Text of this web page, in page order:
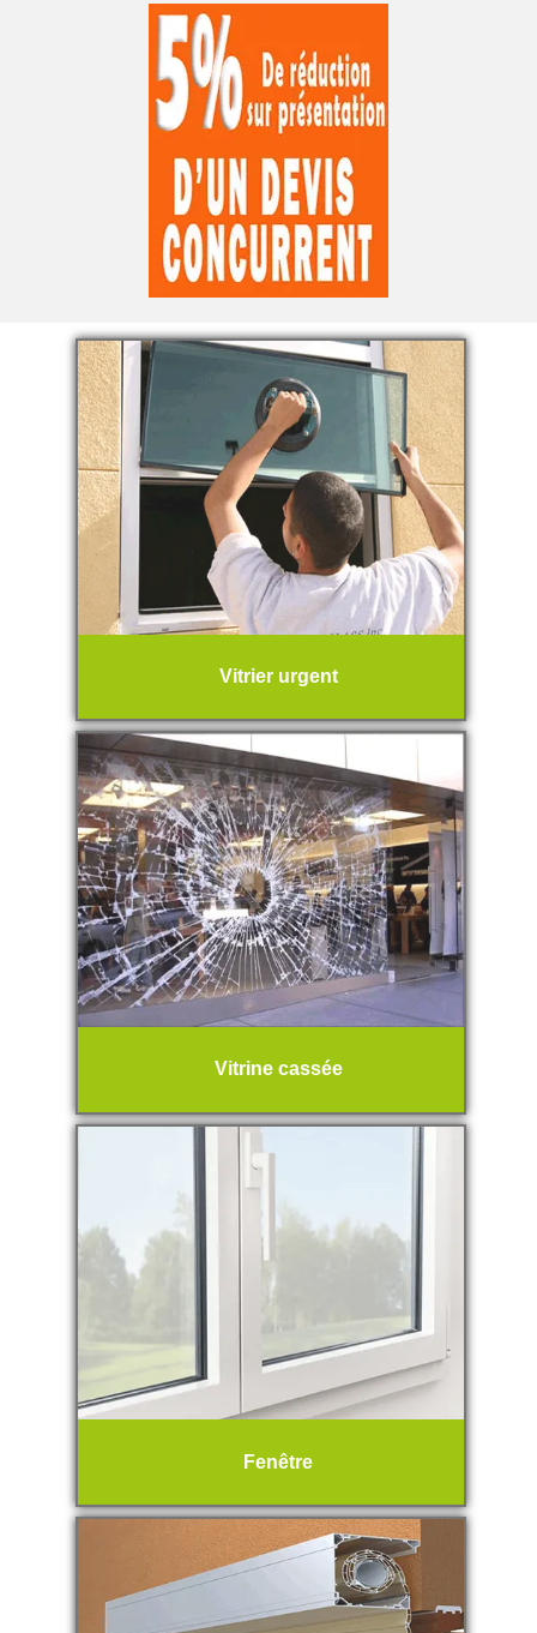
Vitrier urgent
Vitrine cassée
Fenêtre